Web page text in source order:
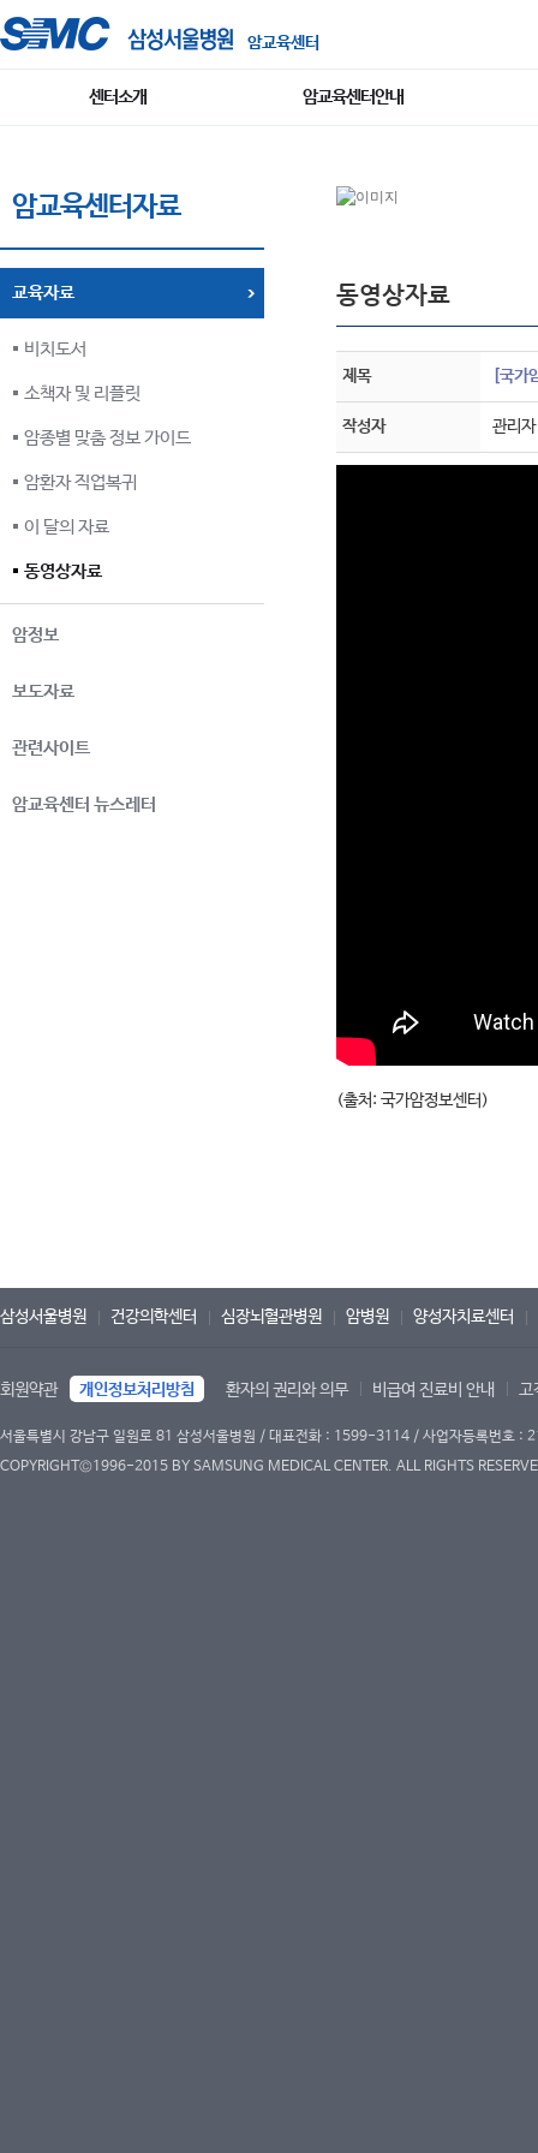
암교육센터
센터소개 암교육센터안내
암교육센터자료
교육자료
비치도서
소책자 및 리플릿
암종별 맞춤 정보 가이드
암환자 직업복귀
이 달의 자료
동영상자료
암정보
보도자료
관련사이트
암교육센터 뉴스레터
동영상자료
제목 [국가
작성자 관리자
(출처: 국가암정보센터)
삼성서울병원 건강의학센터 심장뇌혈관병원 암병원 양성자치료센터
회원약관 개인정보처리방침 환자의 권리와 의무 비급여 진료비 안내 고
서울특별시 강남구 일원로 81 삼성서울병원 / 대표전화 : 1599-3114 / 사업자등록번호
COPYRIGHT©1996-2015 BY SAMSUNG MEDICAL CENTER. ALL RIGHTS